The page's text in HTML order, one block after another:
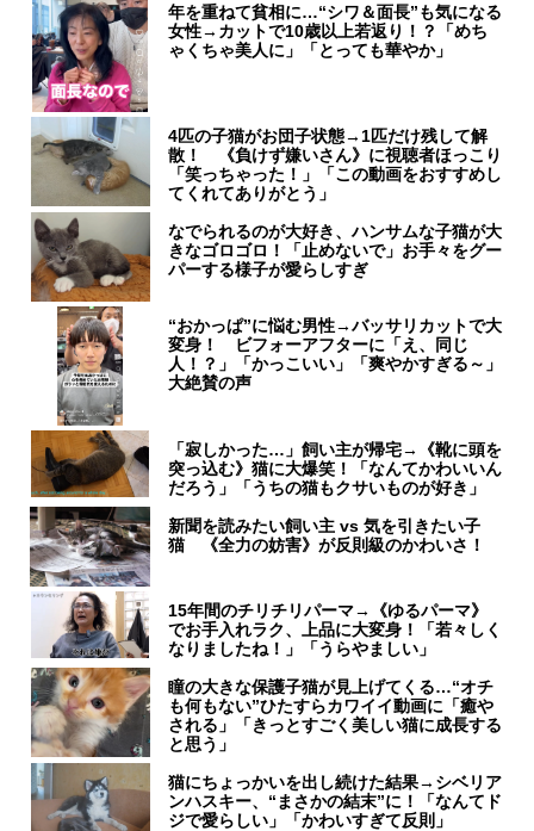
年を重ねて貧相に…“シワ＆面長”も気になる
女性→カットで10歳以上若返り！？「めち
ゃくちゃ美人に」「とっても華やか」
4匹の子猫がお団子状態→1匹だけ残して解
散！ 《負けず嫌いさん》に視聴者ほっこり
「笑っちゃった！」「この動画をおすすめし
てくれてありがとう」
なでられるのが大好き、ハンサムな子猫が大
きなゴロゴロ！「止めないで」お手々をグー
パーする様子が愛らしすぎ
“おかっぱ”に悩む男性→バッサリカットで大
変身！ ビフォーアフターに「え、同じ
人！？」「かっこいい」「爽やかすぎる～」
大絶賛の声
「寂しかった…」飼い主が帰宅→《靴に頭を
突っ込む》猫に大爆笑！「なんてかわいいん
だろう」「うちの猫もクサいものが好き」
新聞を読みたい飼い主 vs 気を引きたい子
猫 《全力の妨害》が反則級のかわいさ！
15年間のチリチリパーマ→《ゆるパーマ》
でお手入れラク、上品に大変身！「若々しく
なりましたね！」「うらやましい」
瞳の大きな保護子猫が見上げてくる…“オチ
も何もない”ひたすらカワイイ動画に「癒や
される」「きっとすごく美しい猫に成長する
と思う」
猫にちょっかいを出し続けた結果→シベリア
ンハスキー、“まさかの結末”に！「なんてド
ジで愛らしい」「かわいすぎて反則」